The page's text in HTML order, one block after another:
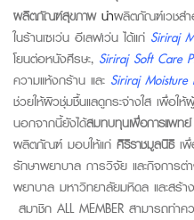
ผลิตภัณฑ์สุขภาพ นำผลิตภัณฑ์เวชสำ
ในร้านเซเว่น อีเลฟเว่น ได้แก่ Siriraj
โยนต่อหนังศีรษะ, Siriraj Soft Care
ความแห้งกร้าน และ Siriraj Moisture
ช่วยให้ผิวชุ่มชื้นแลดูกระจ่างใส เพื่อให้
นอกจากนี้ยังได้สมทบทุนเพื่อการแพทย์
ผลิตภัณฑ์ มอบให้แก่ ศิริราชมูลนิธิเพื่
รักษาพยาบาล การวิจัย และกิจการ
พยาบาล มหาวิทยาลัยมหิดล และสร้าง
สมาชิก ALL MEMBER สามารถทำ